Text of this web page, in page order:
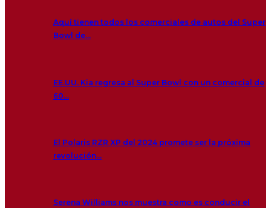
Aquí tienen todos los comerciales de autos del Super
Bowl de…
EE.UU. Kia regresa al Super Bowl con un comercial de
60…
El Polaris RZR XP del 2024 promete ser la próxima
revolución…
Serena Williams nos muestra como es conducir el